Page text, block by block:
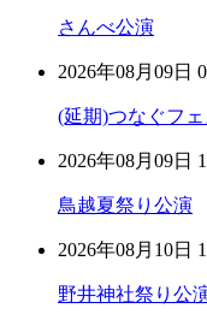
さんべ公演
2026年08月09日
(延期)つなぐフ
2026年08月09日
鳥越夏祭り公演
2026年08月10日
野井神社祭り公